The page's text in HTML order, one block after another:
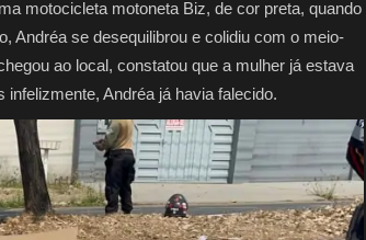
motocicleta motoneta Biz, de cor preta, quando
Andréa se desequilibrou e colidiu com o meio-
ao local, constatou que a mulher já estava
Andréa já havia falecido.